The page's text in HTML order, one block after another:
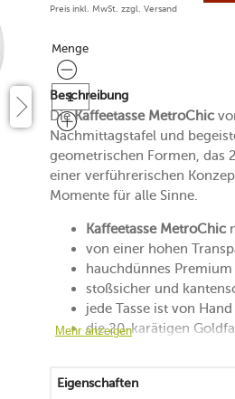
Preis inkl. MwSt. zzgl. Versand
Menge
Menge
Beschreibung
DieKaffeetasse MetroChic
Nachmittagstafel und
geometrischen Formen, das
einer verführerischen
Momente für alle Sinne.
Kaffeetasse MetroChic
von einer hohen
hauchdünnes
stoßsicher und
jede Tasse ist von
die 20-karätigen
handlich, langlebig und
Mehr anzeigen
Eigenschaften